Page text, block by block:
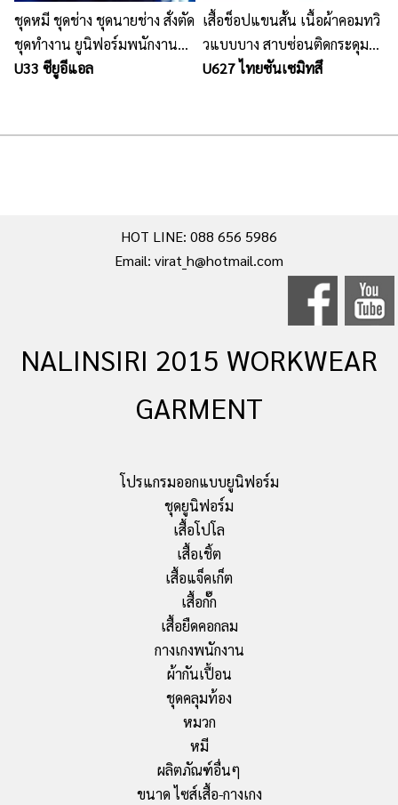
ชุดหมี ชุดช่าง ชุดนายช่าง‎ สั่งตัด
ชุดทำงาน ยูนิฟอร์มพนักงาน
นลินสิริ แหลมฉบัง
U33 ซียูอีแอล
เสื้อช็อปแขนสั้น เนื้อผ้าคอมทวิ
วแบบบาง สาบซ่อนติดกระดุม
ขลิบตามแบบ ปักโลโก้อกซ้าน 1
U627 ไทยซันเซมิทสึ
HOT LINE: 088 656 5986
Email: virat_h@hotmail.com
NALINSIRI 2015 WORKWEAR
GARMENT
โปรแกรมออกแบบยูนิฟอร์ม
ชุดยูนิฟอร์ม
เสื้อโปโล
เสื้อเชิ้ต
เสื้อแจ็คเก็ต
เสื้อกั๊ก
เสื้อยืดคอกลม
กางเกงพนักงาน
ผ้ากันเปื้อน
ชุดคลุมท้อง
หมวก
หมี
ผลิตภัณฑ์อื่นๆ
ขนาด ไซส์เสื้อ-กางเกง